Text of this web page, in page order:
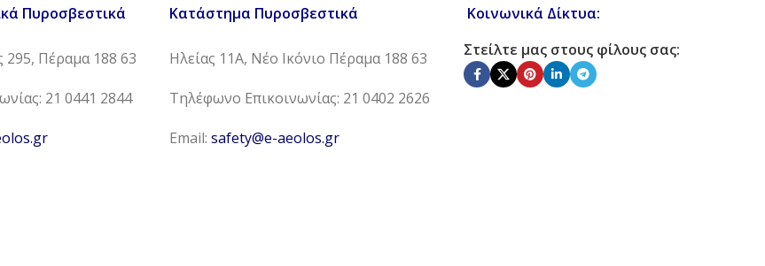
Πυροσβεστικά
Πέραμα 188 63
21 0441 2844
Κατάστημα Πυροσβεστικά
Ηλείας 11Α, Νέο Ικόνιο Πέραμα 188 63
Τηλέφωνο Επικοινωνίας: 21 0402 2626
Email: safety@e-aeolos.gr
Κοινωνικά Δίκτυα:
Στείλτε μας στους φίλους σας: